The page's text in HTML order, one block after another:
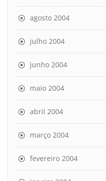
agosto 2004
julho 2004
junho 2004
maio 2004
abril 2004
março 2004
fevereiro 2004